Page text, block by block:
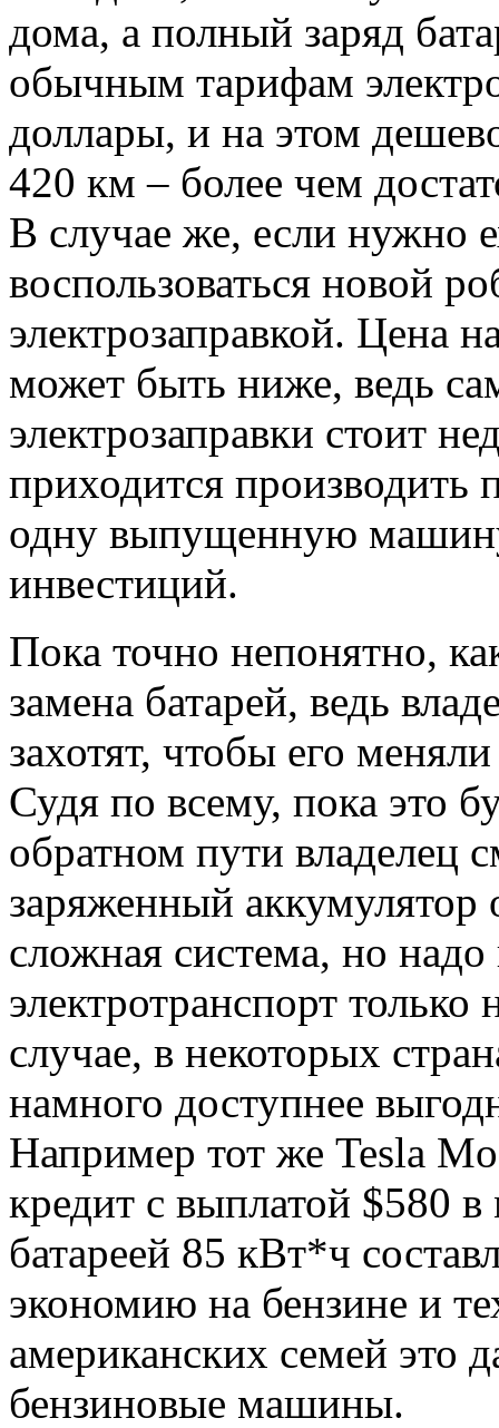
дома, а полный заряд
обычным тарифам
доллары, и на этом
420 км – более чем
В случае же, если нужно
воспользоваться новой
электрозаправкой. Цена
может быть ниже, ведь
электрозаправки стоит
приходится производить
одну выпущенную
инвестиций.
Пока точно непонятно,
замена батарей, ведь
захотят, чтобы его
Судя по всему, пока это
обратном пути владелец
заряженный аккумулятор
сложная система, но
электротранспорт
случае, в некоторых
намного доступнее
Например тот же Tesla
кредит с выплатой $580
батареей 85 кВт*ч
экономию на бензине и
американских семей это
бензиновые машины.